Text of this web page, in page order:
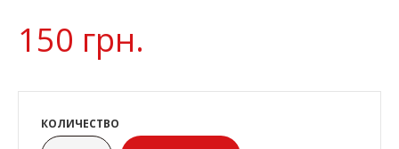
150 грн.
КОЛИЧЕСТВО